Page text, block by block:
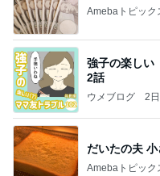
Amebaトピック
強子の楽しい
2話
ウメブログ 2
だいたの夫
Amebaトピック